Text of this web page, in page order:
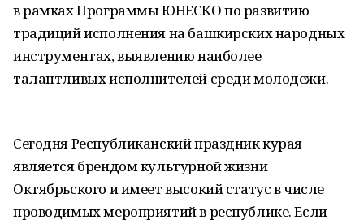
в рамках Программы ЮНЕСКО по развитию
традиций исполнения на башкирских народных
инструментах, выявлению наиболее
талантливых исполнителей среди молодежи.
Сегодня Республиканский праздник курая
является брендом культурной жизни
Октябрьского и имеет высокий статус в числе
проводимых мероприятий в республике. Если